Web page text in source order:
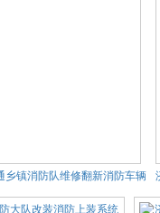
乡镇消防队维修翻新消防车辆